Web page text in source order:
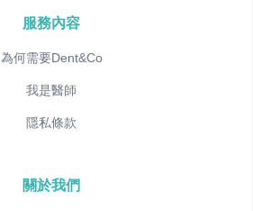
服務內容
為何需要Dent&Co
我是醫師
隱私條款
關於我們